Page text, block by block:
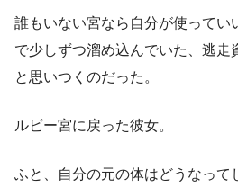
誰もいない宮なら自分が使ってい
で少しずつ溜め込んでいた、逃走
と思いつくのだった。
ルビー宮に戻った彼女。
ふと、自分の元の体はどうなって